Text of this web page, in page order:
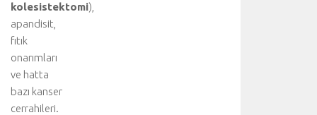
kolesistektomi),
apandisit,
fıtık
onarımları
ve hatta
bazı kanser
cerrahileri.